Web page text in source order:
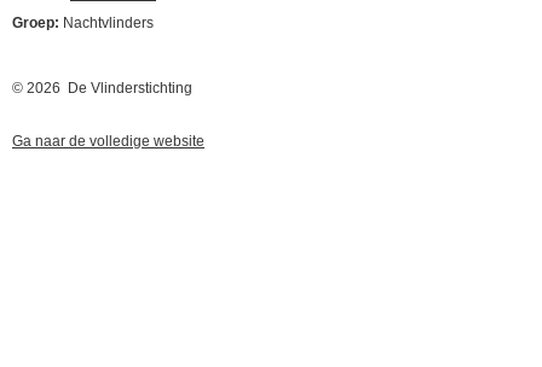
Groep: Nachtvlinders
© 2026 De Vlinderstichting
Ga naar de volledige website